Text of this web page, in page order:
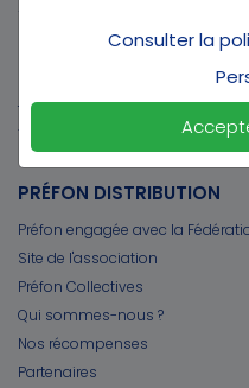
(*appel gratuit du lundi au
12 bis, rue de Courcelles
75008 Paris
PRÉFON DISTRIBUTION
Préfon engagée avec la
Site de l'association
Préfon Collectives
Qui sommes-nous ?
Nos récompenses
Partenaires
Consulter la